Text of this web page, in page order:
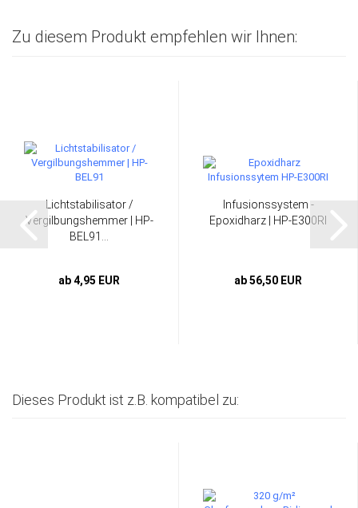
Zu diesem Produkt empfehlen wir Ihnen:
Lichtstabilisator /
Vergilbungshemmer | HP-
BEL91...
ab 4,95 EUR
Infusionssystem -
Epoxidharz | HP-E300RI
ab 56,50 EUR
Dieses Produkt ist z.B. kompatibel zu: